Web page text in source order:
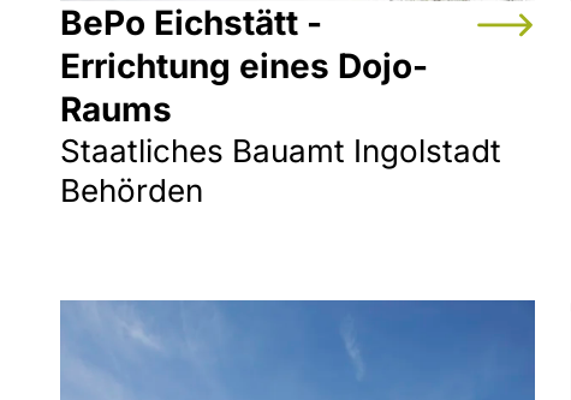
BePo Eichstätt -
Errichtung eines Dojo-
Raums
Staatliches Bauamt Ingolstadt
Behörden